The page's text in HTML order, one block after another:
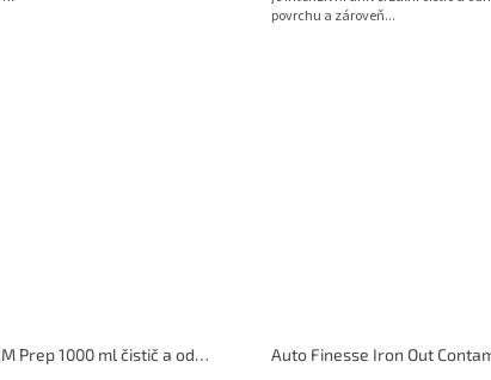
povrchu a zároveň...
Gyeon Q2M Prep 1000 ml čistič a odmašťovač povrchu